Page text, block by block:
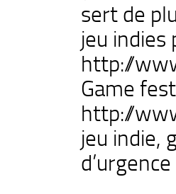
sert de
jeu indies
http://
Game
http://
jeu indie,